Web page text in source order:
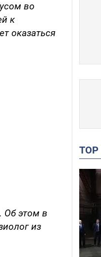
во
к
оказаться
Об этом в
из